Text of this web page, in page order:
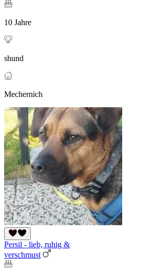
10 Jahre
shund
Mechernich
Persil - lieb, ruhig &
verschmust